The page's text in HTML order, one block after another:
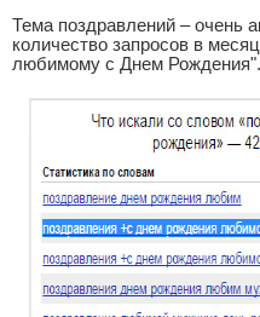
Тема поздравлений – очень
количество запросов в
любимому с Днем Рождения".